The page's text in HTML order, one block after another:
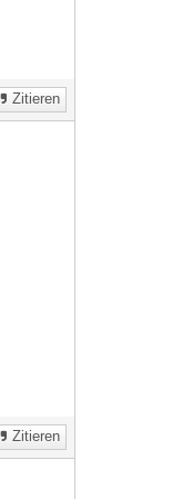
Zitieren
Zitieren